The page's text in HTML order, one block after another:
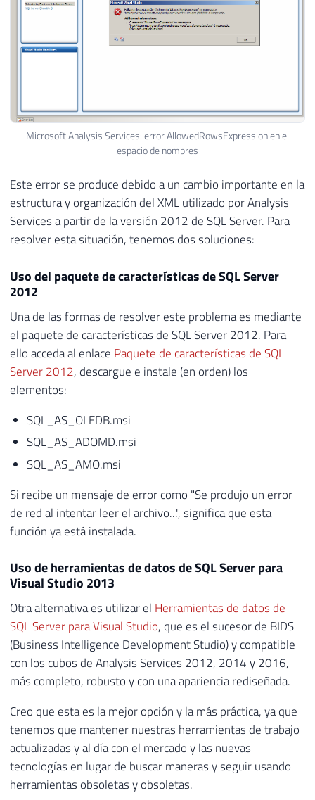
Microsoft Analysis Services: error AllowedRowsExpression en el
espacio de nombres
Este error se produce debido a un cambio importante en la
estructura y organización del XML utilizado por Analysis
Services a partir de la versión 2012 de SQL Server. Para
resolver esta situación, tenemos dos soluciones:
Uso del paquete de características de SQL Server
2012
Una de las formas de resolver este problema es mediante
el paquete de características de SQL Server 2012. Para
ello acceda al enlace Paquete de características de SQL
Server 2012, descargue e instale (en orden) los
elementos:
SQL_AS_OLEDB.msi
SQL_AS_ADOMD.msi
SQL_AS_AMO.msi
Si recibe un mensaje de error como "Se produjo un error
de red al intentar leer el archivo...", significa que esta
función ya está instalada.
Uso de herramientas de datos de SQL Server para
Visual Studio 2013
Otra alternativa es utilizar el Herramientas de datos de
SQL Server para Visual Studio, que es el sucesor de BIDS
(Business Intelligence Development Studio) y compatible
con los cubos de Analysis Services 2012, 2014 y 2016,
más completo, robusto y con una apariencia rediseñada.
Creo que esta es la mejor opción y la más práctica, ya que
tenemos que mantener nuestras herramientas de trabajo
actualizadas y al día con el mercado y las nuevas
tecnologías en lugar de buscar maneras y seguir usando
herramientas obsoletas y obsoletas.